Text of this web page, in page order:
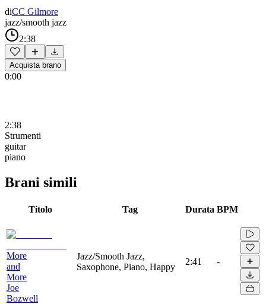
diCC Gilmore
jazz/smooth jazz
2:38
Acquista brano
0:00
2:38
Strumenti
guitar
piano
Brani simili
Titolo Tag Durata BPM
More
and
More
Joe
Bozwell
Jazz/Smooth Jazz,
Saxophone, Piano, Happy
2:41 -